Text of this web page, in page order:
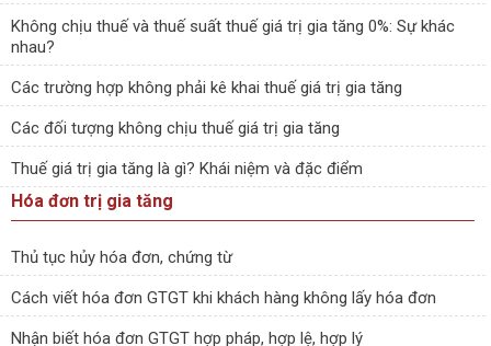
Không chịu thuế và thuế suất thuế giá trị gia tăng 0%: Sự khác
nhau?
Các trường hợp không phải kê khai thuế giá trị gia tăng
Các đối tượng không chịu thuế giá trị gia tăng
Thuế giá trị gia tăng là gì? Khái niệm và đặc điểm
Hóa đơn trị gia tăng
Thủ tục hủy hóa đơn, chứng từ
Cách viết hóa đơn GTGT khi khách hàng không lấy hóa đơn
Nhận biết hóa đơn GTGT hợp pháp, hợp lệ, hợp lý